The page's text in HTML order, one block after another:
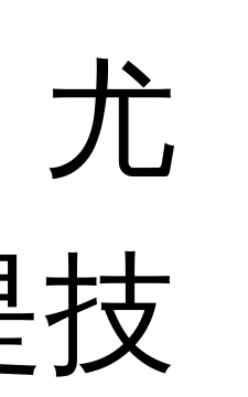
尤
技